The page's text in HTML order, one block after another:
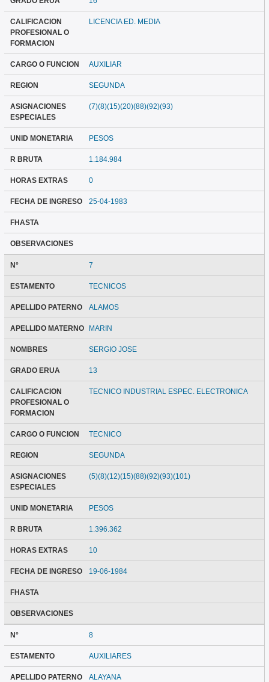
CALIFICACION
PROFESIONAL O
FORMACION
LICENCIA ED. MEDIA
CARGO O FUNCION AUXILIAR
REGION SEGUNDA
ASIGNACIONES
ESPECIALES
(7)(8)(15)(20)(88)(92)(93)
UNID MONETARIA PESOS
R BRUTA 1.184.984
HORAS EXTRAS 0
FECHA DE INGRESO 25-04-1983
FHASTA
OBSERVACIONES
N° 7
ESTAMENTO TECNICOS
APELLIDO PATERNO ALAMOS
APELLIDO MATERNO MARIN
NOMBRES SERGIO JOSE
GRADO ERUA 13
CALIFICACION
PROFESIONAL O
FORMACION
TECNICO INDUSTRIAL ESPEC. ELECTRONICA
CARGO O FUNCION TECNICO
REGION SEGUNDA
ASIGNACIONES
ESPECIALES
(5)(8)(12)(15)(88)(92)(93)(101)
UNID MONETARIA PESOS
R BRUTA 1.396.362
HORAS EXTRAS 10
FECHA DE INGRESO 19-06-1984
FHASTA
OBSERVACIONES
N° 8
ESTAMENTO AUXILIARES
APELLIDO PATERNO ALAYANA